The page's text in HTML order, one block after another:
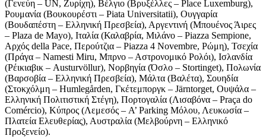
(Γενεύη – UN, Ζυρίχη), Βέλγιο (Βρυξέλλες – Place Luxemburg),
Ρουμανία (Βουκουρέστι – Piata Universitatii), Ουγγαρία
(Βουδαπέστη – Ελληνική Πρεσβεία), Αργεντινή (Μπουένος Άιρες
– Plaza de Mayo), Ιταλία (Καλαβρία, Μιλάνο – Piazza Sempione,
Αρχός della Pace, Περούτζια – Piazza 4 Novembre, Ρώμη), Τσεχία
(Πράγα – Namesti Miru, Μπρνο – Αστρονομικό Ρολόι), Ισλανδία
(Ρέικιαβικ – Austurvöllur), Νορβηγία (Όσλο – Stortinget), Πολωνία
(Βαρσοβία – Ελληνική Πρεσβεία), Μάλτα (Βαλέτα), Σουηδία
(Στοκχόλμη – Humlegården, Γκέτεμποργκ – Järntorget, Ουψάλα –
Ελληνική Πολιτιστική Στέγη), Πορτογαλία (Λισαβόνα – Praça do
Comércio), Κύπρος (Λεμεσός – A’ Parking Μόλου, Λευκωσία –
Πλατεία Ελευθερίας), Αυστραλία (Μελβούρνη – Ελληνικό
Προξενείο).